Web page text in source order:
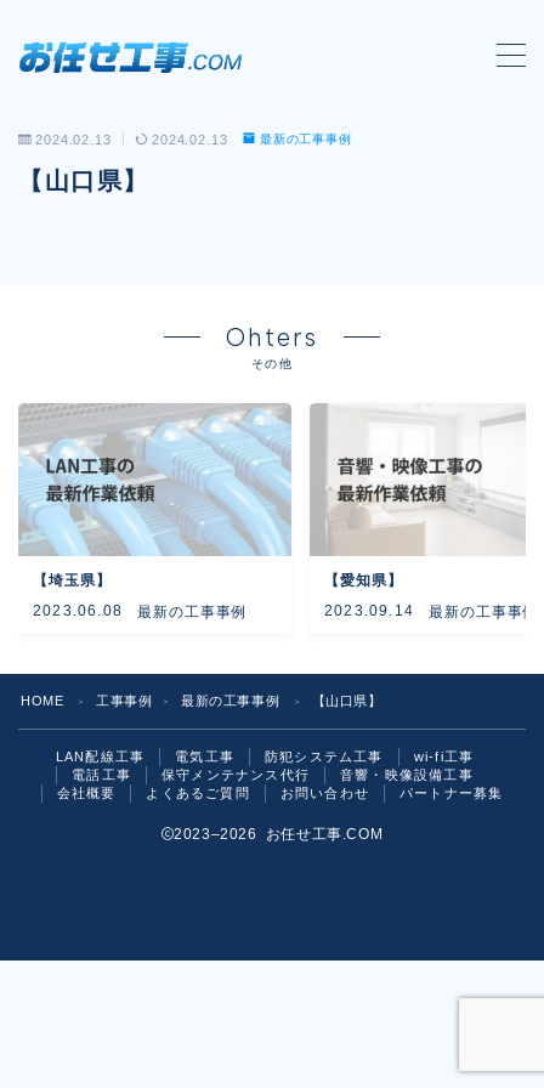
MENU
会社概要
電話工事
音響・映像設備工事
保守メンテナンス代行
よくあるご質問
2024.02.13 2024.02.13 最新の工事事例
【山口県】
Ohters
その他
【埼玉県】
2023.06.08 最新の工事事例
【愛知県】
2023.09.14 最新の工事事例
HOME ＞ 工事事例 ＞ 最新の工事事例 ＞ 【山口県】
LAN配線工事 電気工事 防犯システム工事
wi-fi工事
電話工事
保守メンテナンス代行
音響・映像設備工事
会社概要
よくあるご質問 お問い合わせ パートナー募集
2023–2026 お任せ工事.COM